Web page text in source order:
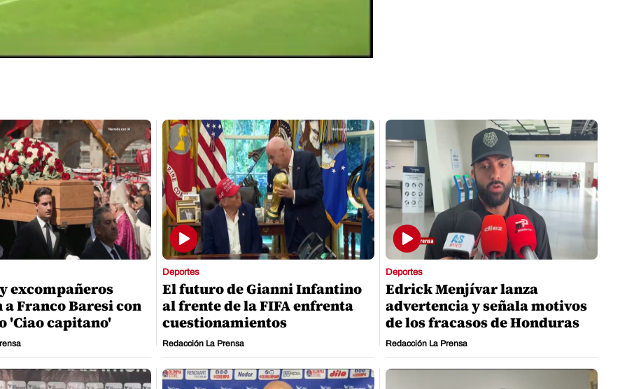
excompañeros
a Franco Baresi con
'Ciao capitano'
Deportes
El futuro de Gianni Infantino
al frente de la FIFA enfrenta
cuestionamientos
Redacción La Prensa
Deportes
Edrick Menjívar lanza
advertencia y señala motivos
de los fracasos de Honduras
Redacción La Prensa